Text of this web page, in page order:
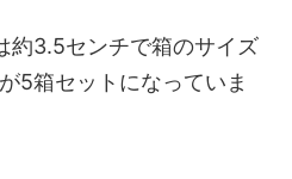
約3.5センチで箱のサイズ
5箱セットになっていま